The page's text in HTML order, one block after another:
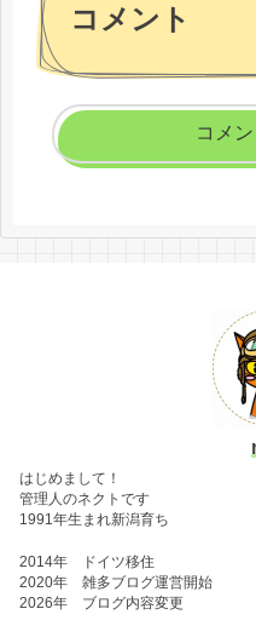
コメント
コメ
はじめまして！
管理人のネクトです
1991年生まれ新潟育ち
2014年 ドイツ移住
2020年 雑多ブログ運営開始
2026年 ブログ内容変更